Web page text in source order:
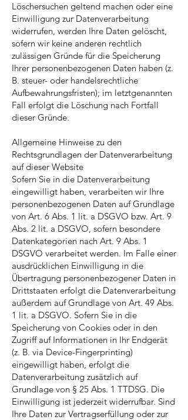
Löschersuchen geltend machen oder eine
Einwilligung zur Datenverarbeitung
widerrufen, werden Ihre Daten gelöscht,
sofern wir keine anderen rechtlich
zulässigen Gründe für die Speicherung
Ihrer personenbezogenen Daten haben (z.
B. steuer- oder handelsrechtliche
Aufbewahrungsfristen); im letztgenannten
Fall erfolgt die Löschung nach Fortfall
dieser Gründe.
Allgemeine Hinweise zu den
Rechtsgrundlagen der Datenverarbeitung
auf dieser Website
Sofern Sie in die Datenverarbeitung
eingewilligt haben, verarbeiten wir Ihre
personenbezogenen Daten auf Grundlage
von Art. 6 Abs. 1 lit. a DSGVO bzw. Art. 9
Abs. 2 lit. a DSGVO, sofern besondere
Datenkategorien nach Art. 9 Abs. 1
DSGVO verarbeitet werden. Im Falle einer
ausdrücklichen Einwilligung in die
Übertragung personenbezogener Daten in
Drittstaaten erfolgt die Datenverarbeitung
außerdem auf Grundlage von Art. 49 Abs.
1 lit. a DSGVO. Sofern Sie in die
Speicherung von Cookies oder in den
Zugriff auf Informationen in Ihr Endgerät
(z. B. via Device-Fingerprinting)
eingewilligt haben, erfolgt die
Datenverarbeitung zusätzlich auf
Grundlage von § 25 Abs. 1 TTDSG. Die
Einwilligung ist jederzeit widerrufbar. Sind
Ihre Daten zur Vertragserfüllung oder zur